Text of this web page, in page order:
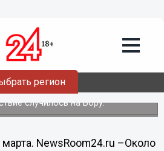
регион
погибла на
случилось на Бору.
NewsRoom24.ru –Около